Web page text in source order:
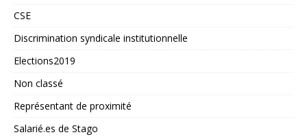
CSE
Discrimination syndicale institutionnelle
Elections2019
Non classé
Représentant de proximité
Salarié.es de Stago